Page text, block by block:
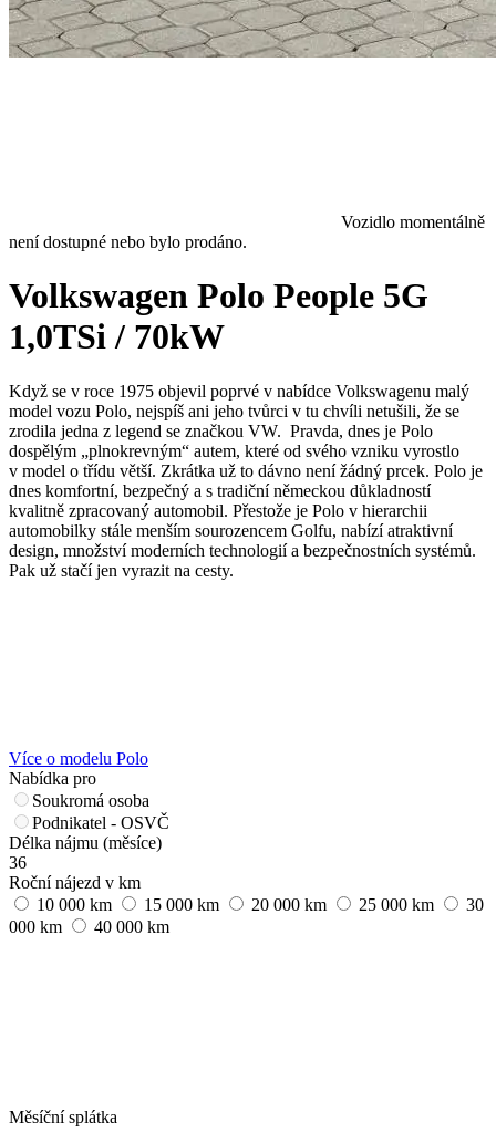
Vozidlo momentálně
není dostupné nebo bylo prodáno.
Volkswagen Polo People 5G
1,0TSi / 70kW
Když se v roce 1975 objevil poprvé v nabídce Volkswagenu malý
model vozu Polo, nejspíš ani jeho tvůrci v tu chvíli netušili, že se
zrodila jedna z legend se značkou VW. Pravda, dnes je Polo
dospělým „plnokrevným“ autem, které od svého vzniku vyrostlo
v model o třídu větší. Zkrátka už to dávno není žádný prcek. Polo je
dnes komfortní, bezpečný a s tradiční německou důkladností
kvalitně zpracovaný automobil. Přestože je Polo v hierarchii
automobilky stále menším sourozencem Golfu, nabízí atraktivní
design, množství moderních technologií a bezpečnostních systémů.
Pak už stačí jen vyrazit na cesty.
Více o modelu Polo
Nabídka pro
Soukromá osoba
Podnikatel - OSVČ
Délka nájmu (měsíce)
36
Roční nájezd v km
10 000 km
15 000 km 20 000 km 25 000 km
30
000 km
40 000 km
Měsíční splátka